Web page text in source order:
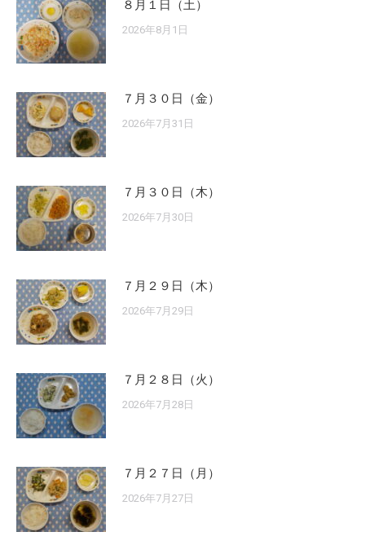
８月１日（土）
2026年8月1日
７月３０日（金）
2026年7月31日
７月３０日（木）
2026年7月30日
７月２９日（木）
2026年7月29日
７月２８日（火）
2026年7月28日
７月２７日（月）
2026年7月27日